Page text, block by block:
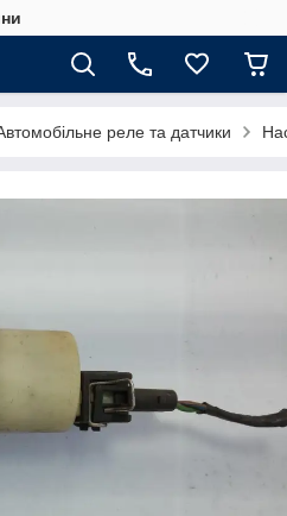
реле та датчики